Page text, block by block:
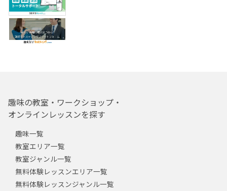
趣味の教室・ワークショップ・
オンラインレッスンを探す
趣味一覧
教室エリア一覧
教室ジャンル一覧
無料体験レッスンエリア一覧
無料体験レッスンジャンル一覧